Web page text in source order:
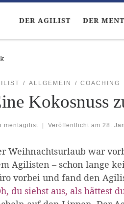
DER AGILIST DER
ALLGEMEIN COACHING
Kokosnuss
mentagilist Veröffentlicht am 28.
Weihnachtsurlaub war
Agilisten – schon lange
vorbei und fand den
du siehst aus, als hättest